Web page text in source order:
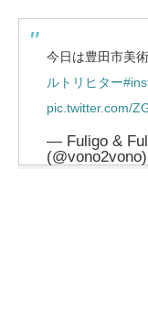
今日は豊田市美
ルトリヒター
pic.twitter.com/
— Fuligo &
(@vono2vono)